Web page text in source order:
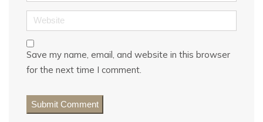
Website
Save my name, email, and website in this browser
for the next time I comment.